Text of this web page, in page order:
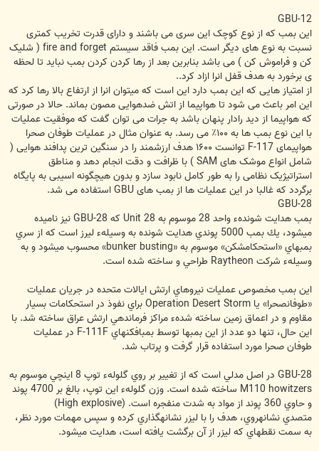
GBU-12
این بمب که از نوع کوچک این سری می باشند و دارای قدرت تخریب کمتری
نسبت به نوع های دیگر است. این بمب فاقد سیستم fire and forget ( شلیک
کن و فراموش کن ) می باشد بنابرین بعد از رها کردن کردن بمب نباید تا لحظه
ی برخورد به هدف قفل انرا ازاد کرد..
از امتیاز هایی که این بمب دارد این است که میتوان انرا از ارتفاع بالا رها کرد که
این امر باعث می شود تا هواپیما از اتش ضدهوایی مصون بماند. حالا در صورتی
که هواپیما از دید رادار پنهان باشد به جرات می توان گفت که موفقیت عملیات
با این نوع بمب ها به ۱۰۰٪ می رسد. به عنوان مثال در عملیات طوفان صحرا
هواپیمای F-117 توانست ۱۶۰۰ هدف ارزشمند را در سنگین ترین پدافند هوایی (
شامل انواع موشک های SAM ) با ظرافت و دقت انجام دهد و مناطق
استراتیژیک نظامی را به طور کامل نابود سازد و بدون هیچگونه اسیبی به پایگاه
برگردد که غالبا در این عملیات ها از بمب های GBU استفاده می شد.
GBU-28
بمب هدايت شوندهء واحد 28 موسوم به Unit 28 كه GBU-28 نيز ناميده
مي‏شود، يك بمب 5000 پوندي هدايت شونده به وسيلهء ليرز است كه از سري
بمب‏هاي «استحكام‏شكن» موسوم به «bunker busting» محسوب مي‏شود و به
وسيلهء شركت Raytheon طراحي و ساخته شده است.
اين بمب مخصوص عمليات نيروهاي ارتش ايالات متحده در جريان عمليات
«طوفان‏صحرا» يا Operation Desert Storm براي نفوذ در استحكامات بسيار
مقاوم و در اعماق زمين ساخته شدهء مراكز فرماندهي ارتش عراق ساخته شد. با
اين حال، تنها دو عدد از اين بمب‏ها توسط بمب‏افكن‏هاي F-111F در عمليات
طوفان صحرا مورد استفاده قرار گرفت و پرتاب شد.
GBU-28 در اصل مدلي است كه از تغيير بر روي گلولهء توپ 8 اينچي موسوم به
M110 howitzers ساخته شده است. وزن گلولهء اين توپ، بالغ بر 4700 پوند
و حاوي 360 پوند از مواد به شدت منفجره است. (High explosive)
متصدي نشانه‏روي، هدف را با ليزر نشانه‏گذاري كرده و سپس مهمات مورد نظر،
به سمت نقطه‏اي كه ليزر از آن برگشت يافته است، هدايت مي‏شود.